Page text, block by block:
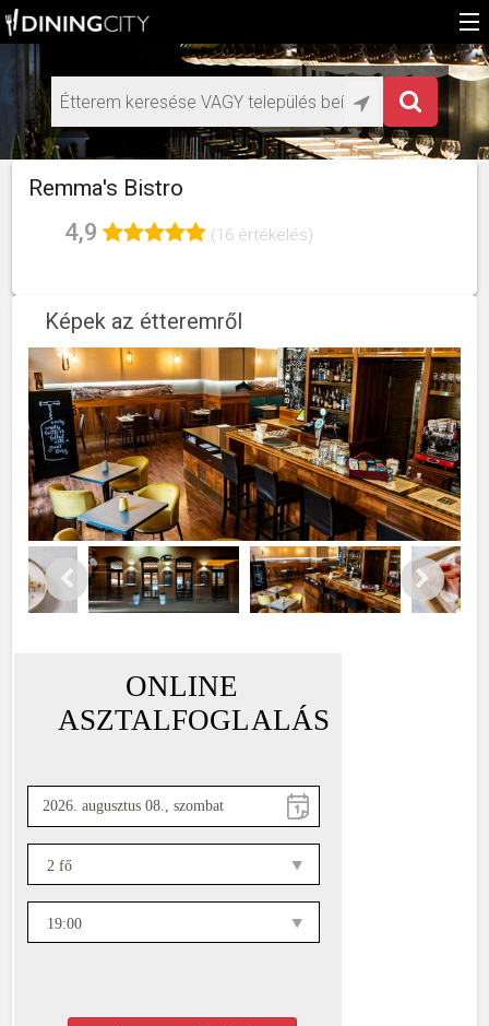
Főoldal
Médiaajánlat éttermeknek
HU
Remma's Bistro
4,9 (16 értékelés)
Képek az étteremről